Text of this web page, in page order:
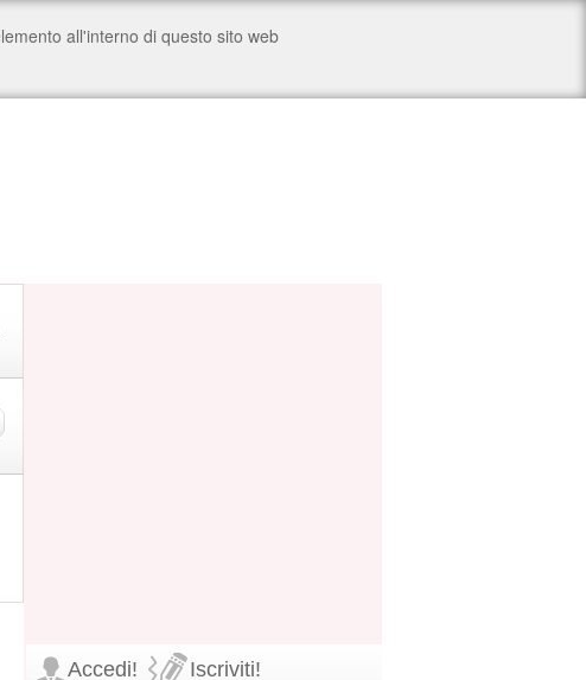
Accedi! Iscriviti!